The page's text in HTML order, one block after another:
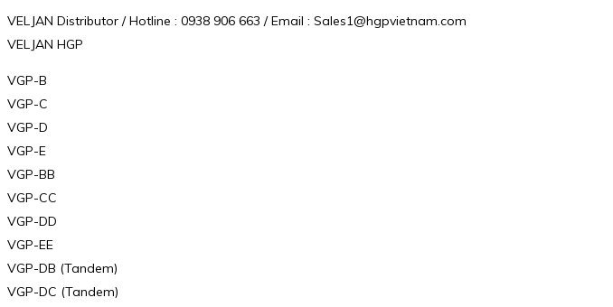
VELJAN Distributor / Hotline : 0938 906 663 / Email : Sales1@hgpvietnam.com
VELJAN HGP
VGP-B
VGP-C
VGP-D
VGP-E
VGP-BB
VGP-CC
VGP-DD
VGP-EE
VGP-DB (Tandem)
VGP-DC (Tandem)